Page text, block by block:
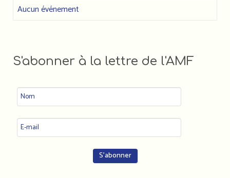
Aucun événement
S'abonner à la lettre de l'AMF